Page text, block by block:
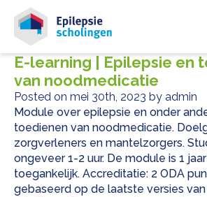
E-learning | Epilepsie en
van noodmedicatie
Posted on mei 30th, 2023 by admin
Module over epilepsie en onder
toedienen van noodmedicatie.
zorgverleners en mantelzorgers.
ongeveer 1-2 uur. De module is 1
toegankelijk. Accreditatie: 2 ODA
gebaseerd op de laatste versies